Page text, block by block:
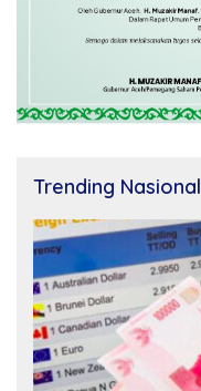
Trending Nasional